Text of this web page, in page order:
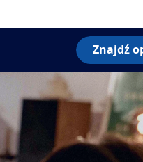
Znajdź